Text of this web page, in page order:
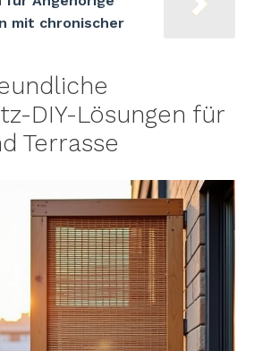
mit chronischer
DIY-Lösungen für
Terrasse